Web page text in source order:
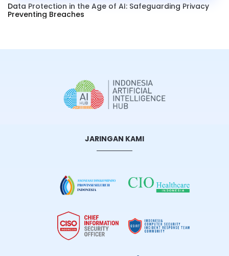
Data Protection in the Age of AI: Safeguarding Privacy
Preventing Breaches
JARINGAN KAMI